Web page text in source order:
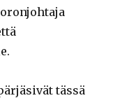
tässä